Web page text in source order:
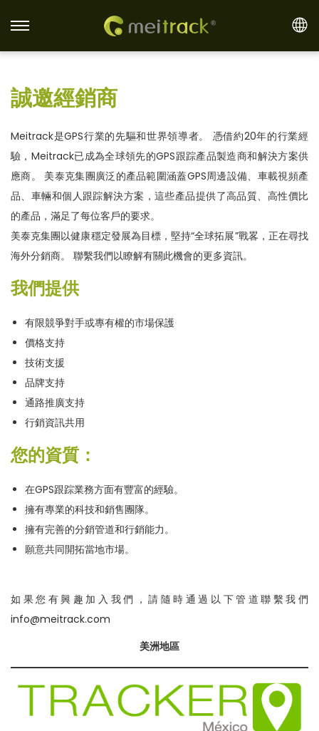
S
k
o
n
a
v
g
a
S
k
o
c
o
n
e
n
誠邀經銷商
Meitrack是GPS行業的先驅和世界領導者。 憑借約20年的行業經
驗，Meitrack已成為全球領先的GPS跟踪產品製造商和解決方案供
應商。 美泰克集團廣泛的產品範圍涵蓋GPS周邊設備、車載視頻產
品、車輛和個人跟踪解決方案，這些產品提供了高品質、高性價比
的產品，滿足了每位客戶的要求。
美泰克集團以健康穩定發展為目標，堅持“全球拓展”戰畧，正在尋找
海外分銷商。 聯繫我們以瞭解有關此機會的更多資訊。
我們提供
有限競爭對手或專有權的市場保護
價格支持
技術支援
品牌支持
通路推廣支持
行銷資訊共用
您的資質：
在GPS跟踪業務方面有豐富的經驗。
擁有專業的科技和銷售團隊。
擁有完善的分銷管道和行銷能力。
願意共同開拓當地市場。
如果您有興趣加入我們，請隨時通過以下管道聯繫我們
info@meitrack.com
美洲地區